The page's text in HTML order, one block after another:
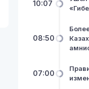
10:07
08:50
07:00